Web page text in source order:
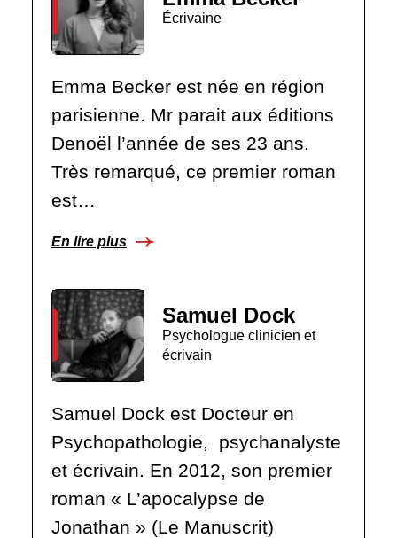
Écrivaine
Emma Becker est née en région
parisienne. Mr parait aux éditions
Denoël l’année de ses 23 ans.
Très remarqué, ce premier roman
est…
En lire plus
Samuel Dock
Psychologue clinicien et
écrivain
Samuel Dock est Docteur en
Psychopathologie, psychanalyste
et écrivain. En 2012, son premier
roman « L’apocalypse de
Jonathan » (Le Manuscrit)